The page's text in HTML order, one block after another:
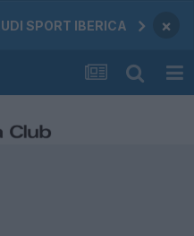
SPORT IBERICA ×